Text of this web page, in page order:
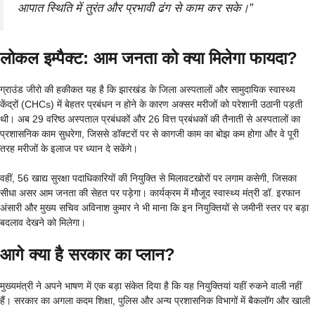
आपात स्थिति में तुरंत और प्रभावी ढंग से काम कर सके।”
लोकल इम्पैक्ट: आम जनता को क्या मिलेगा फायदा?
ग्राउंड जीरो की हकीकत यह है कि झारखंड के जिला अस्पतालों और सामुदायिक स्वास्थ्य
केंद्रों (CHCs) में बेहतर प्रबंधन न होने के कारण अक्सर मरीजों को परेशानी उठानी पड़ती
थी। अब 29 वरिष्ठ अस्पताल प्रबंधकों और 26 वित्त प्रबंधकों की तैनाती से अस्पतालों का
प्रशासनिक काम सुधरेगा, जिससे डॉक्टरों पर से कागजी काम का बोझ कम होगा और वे पूरी
तरह मरीजों के इलाज पर ध्यान दे सकेंगे।
वहीं, 56 खाद्य सुरक्षा पदाधिकारियों की नियुक्ति से मिलावटखोरों पर लगाम कसेगी, जिसका
सीधा असर आम जनता की सेहत पर पड़ेगा। कार्यक्रम में मौजूद स्वास्थ्य मंत्री डॉ. इरफान
अंसारी और मुख्य सचिव अविनाश कुमार ने भी माना कि इन नियुक्तियों से जमीनी स्तर पर बड़ा
बदलाव देखने को मिलेगा।
आगे क्या है सरकार का प्लान?
मुख्यमंत्री ने अपने भाषण में एक बड़ा संकेत दिया है कि यह नियुक्तियां यहीं रुकने वाली नहीं
हैं। सरकार का अगला कदम शिक्षा, पुलिस और अन्य प्रशासनिक विभागों में बैकलॉग और खाली